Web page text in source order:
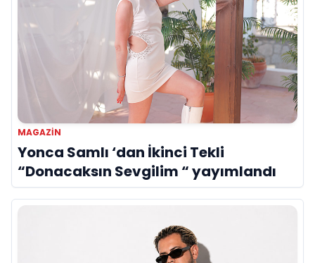
MAGAZIN
Yonca Samlı ‘dan İkinci Tekli
“Donacaksın Sevgilim “ yayımlandı